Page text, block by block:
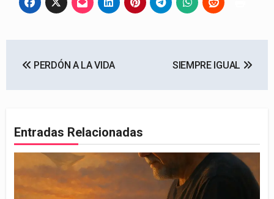
de
PERDÓN A LA VIDA SIEMPRE IGUAL
Entradas Relacionadas